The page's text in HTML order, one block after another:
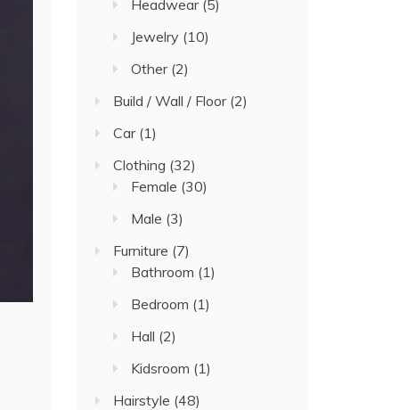
Headwear(5)
Jewelry (10)
Other(2)
Build / Wall / Floor(2)
Car(1)
Clothing (32)
Female (30)
Male (3)
Furniture (7)
Bathroom (1)
Bedroom (1)
Hall (2)
Kidsroom (1)
Hairstyle (48)